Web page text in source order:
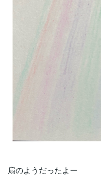
扇のようだったよー